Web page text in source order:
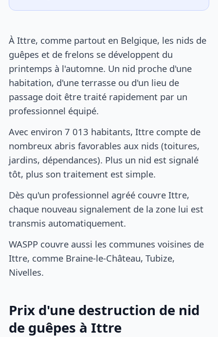
À Ittre, comme partout en Belgique, les nids de
guêpes et de frelons se développent du
printemps à l'automne. Un nid proche d'une
habitation, d'une terrasse ou d'un lieu de
passage doit être traité rapidement par un
professionnel équipé.
Avec environ 7 013 habitants, Ittre compte de
nombreux abris favorables aux nids (toitures,
jardins, dépendances). Plus un nid est signalé
tôt, plus son traitement est simple.
Dès qu'un professionnel agréé couvre Ittre,
chaque nouveau signalement de la zone lui est
transmis automatiquement.
WASPP couvre aussi les communes voisines de
Ittre, comme Braine-le-Château, Tubize,
Nivelles.
Prix d'une destruction de nid
de guêpes à Ittre